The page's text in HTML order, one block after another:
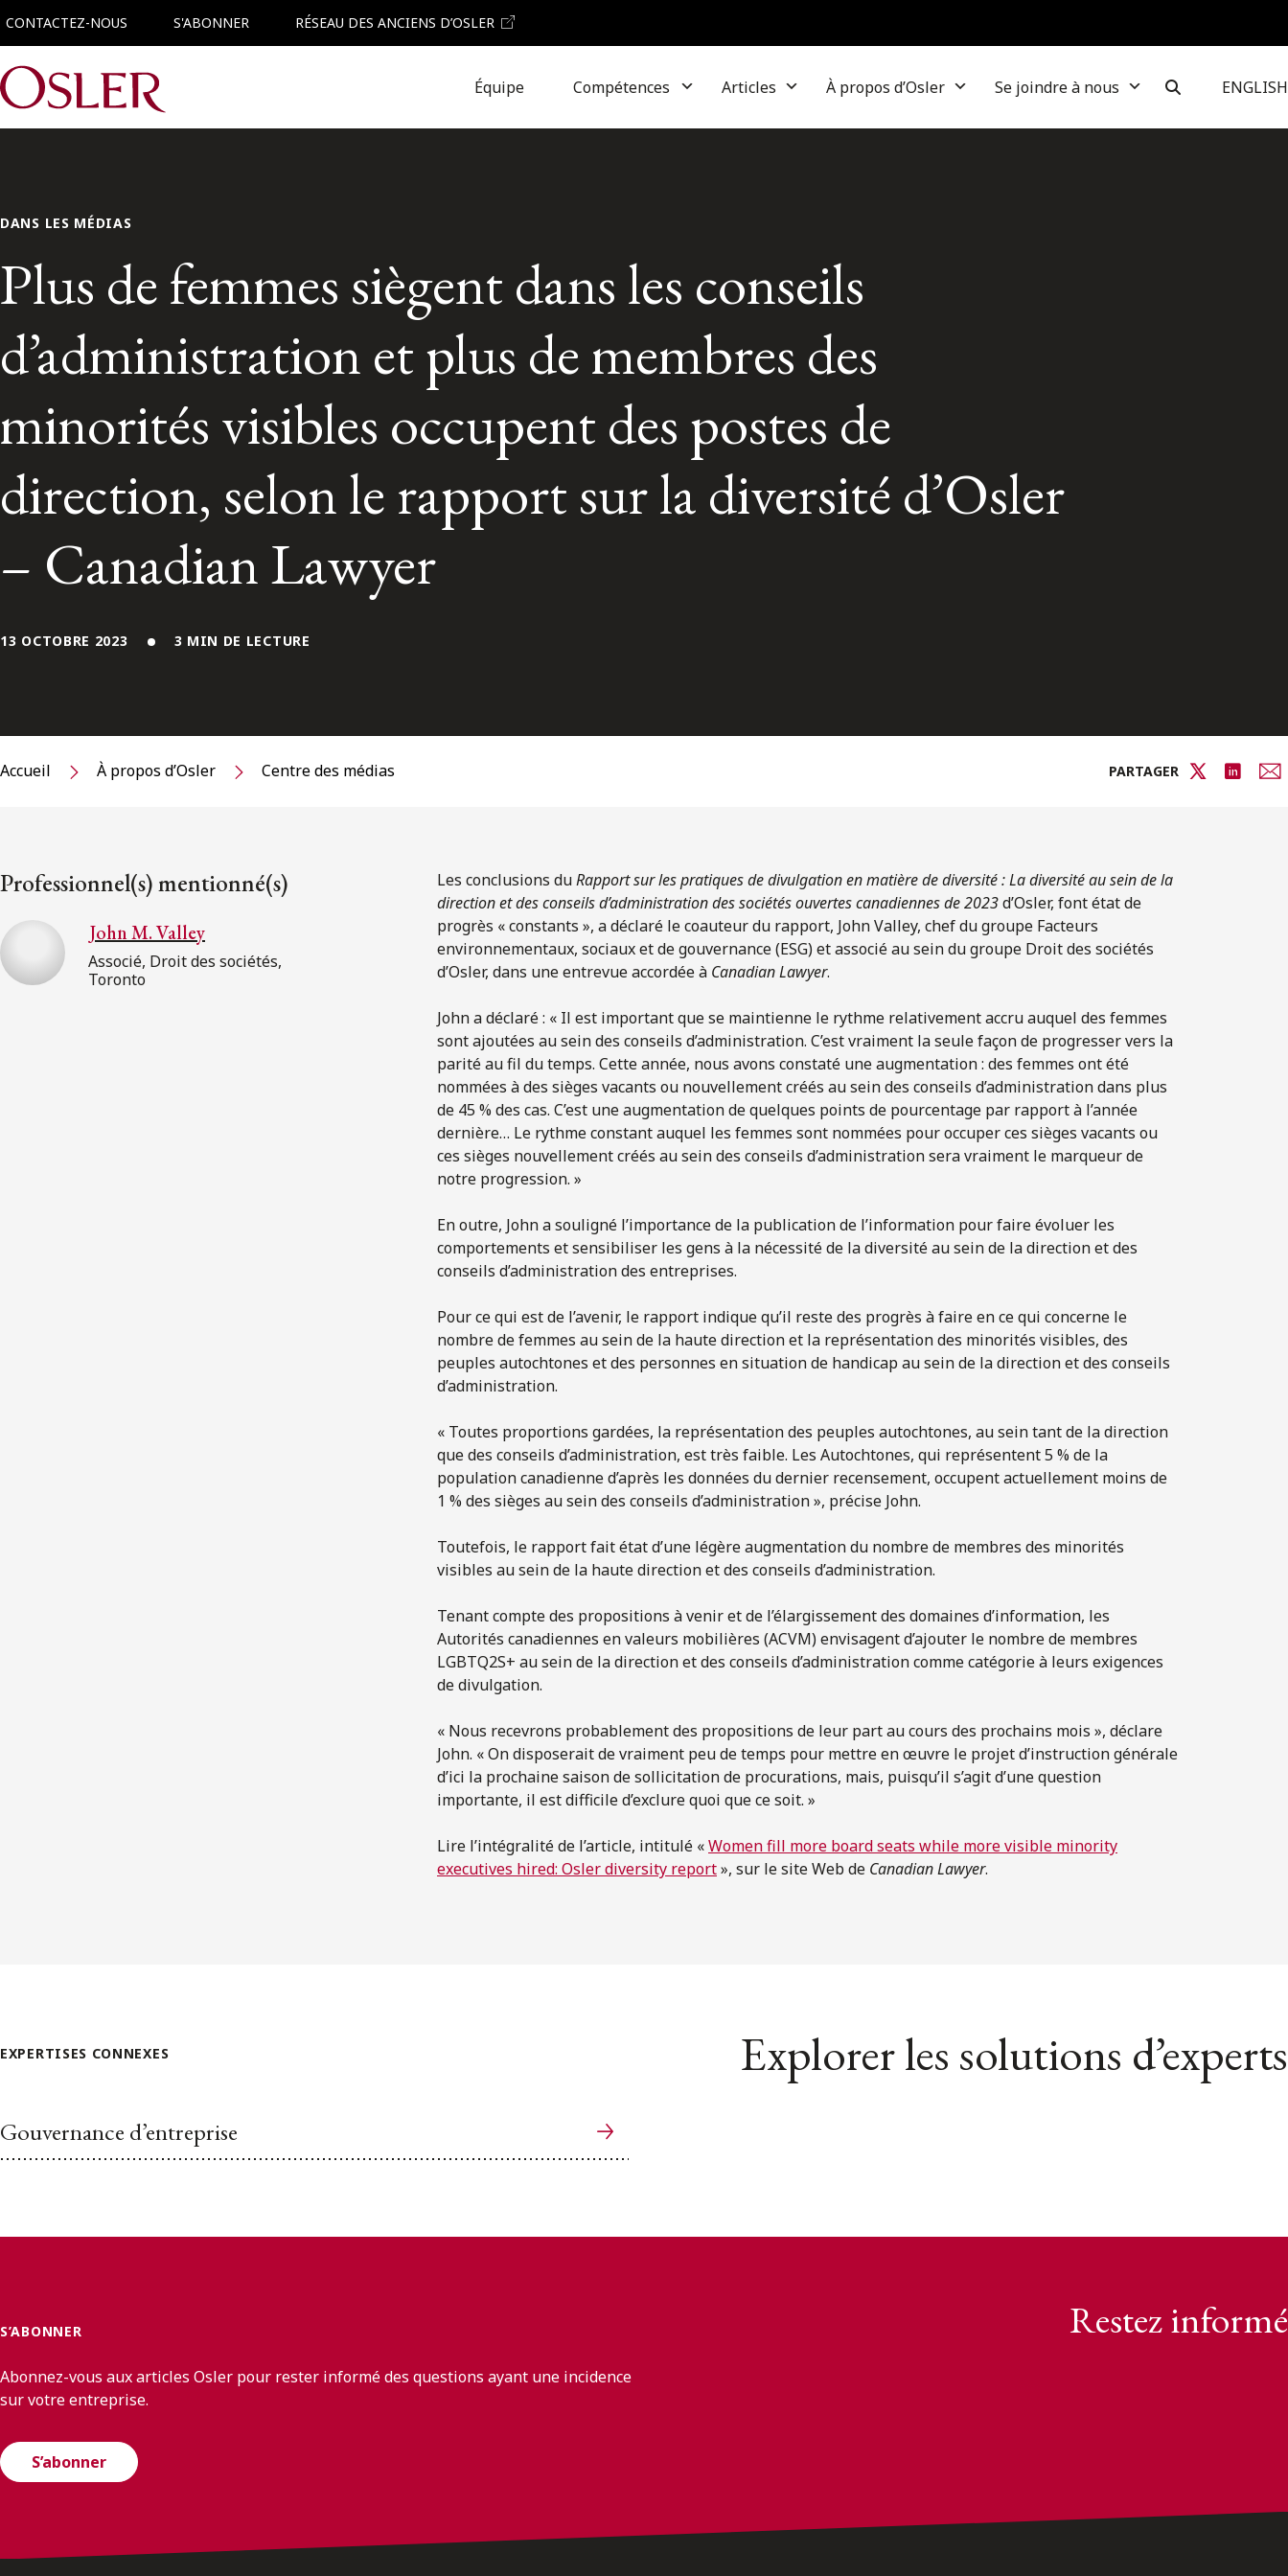
CONTACTEZ-NOUS S'ABONNER RÉSEAU DES ANCIENS D’OSLER
Main Navigation Équipe Compétences Articles À propos d’Osler Se joindre à nous ENGLISH
DANS LES MÉDIAS
Plus de femmes siègent dans les conseils
d’administration et plus de membres des
minorités visibles occupent des postes de
direction, selon le rapport sur la diversité d’Osler
– Canadian Lawyer
13 OCTOBRE 2023 3 MIN DE LECTURE
Accueil À propos d’Osler Centre des médias PARTAGER
Professionnel(s) mentionné(s)
John M. Valley
Associé, Droit des sociétés,
Toronto
Les conclusions duRapport sur lespratiques de divulgation en matière de diversité : La diversité au sein de la
direction et des conseils d’administration des sociétés ouvertes canadiennesde 2023d’Osler, font état de
progrès « constants », a déclaré le coauteur du rapport, John Valley, chef du groupe Facteurs
environnementaux, sociaux et de gouvernance (ESG) et associé au sein du groupe Droit des sociétés
d’Osler, dans une entrevue accordée à Canadian Lawyer.
John a déclaré : « Il est important que se maintienne le rythme relativement accru auquel des femmes
sont ajoutées au sein des conseils d’administration. C’est vraiment la seule façon de progresser vers la
parité au fil du temps. Cette année, nous avons constaté une augmentation : des femmes ont été
nommées à des sièges vacants ou nouvellement créés au sein des conseils d’administration dans plus
de 45 % des cas. C’est une augmentation de quelques points de pourcentage par rapport à l’année
dernière… Le rythme constant auquel les femmes sont nommées pour occuper ces sièges vacants ou
ces sièges nouvellement créés au sein des conseils d’administration sera vraiment le marqueur de
notre progression. »
En outre, John a souligné l’importance de la publication de l’information pour faire évoluer les
comportements et sensibiliser les gens à la nécessité de la diversité au sein de la direction et des
conseils d’administration des entreprises.
Pour ce qui est de l’avenir, le rapport indique qu’il reste des progrès à faire en ce qui concerne le
nombre de femmes au sein de la haute direction et la représentation des minorités visibles, des
peuples autochtones et des personnes en situation de handicap au sein de la direction et des conseils
d’administration.
« Toutes proportions gardées, la représentation des peuples autochtones, au sein tant de la direction
que des conseils d’administration, est très faible. Les Autochtones, qui représentent 5 % de la
population canadienne d’après les données du dernier recensement, occupent actuellement moins de
1 % des sièges au sein des conseils d’administration », précise John.
Toutefois, le rapport fait état d’une légère augmentation du nombre de membres des minorités
visibles au sein de la haute direction et des conseils d’administration.
Tenant compte des propositions à venir et de l’élargissement des domaines d’information, les
Autorités canadiennes en valeurs mobilières (ACVM) envisagent d’ajouter le nombre de membres
LGBTQ2S+ au sein de la direction et des conseils d’administration comme catégorie à leurs exigences
de divulgation.
« Nous recevrons probablement des propositions de leur part au cours des prochains mois », déclare
John. « On disposerait de vraiment peu de temps pour mettre en œuvre le projet d’instruction générale
d’ici la prochaine saison de sollicitation de procurations, mais, puisqu’il s’agit d’une question
importante, il est difficile d’exclure quoi que ce soit. »
Lire l’intégralité de l’article, intitulé «Women fill more board seats while more visible minority
executives hired: Osler diversity report», sur le site Web de Canadian Lawyer.
EXPERTISES CONNEXES Explorer les solutions d’experts
Gouvernance d’entreprise
S’ABONNER Restez informé
Abonnez-vous aux articles Osler pour rester informé des questions ayant une incidence
sur votre entreprise.
S’abonner